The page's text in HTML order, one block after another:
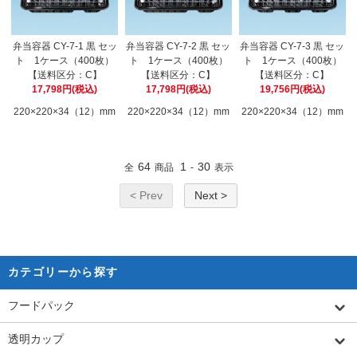
弁当容器 CY-7-1 黒 セッ
ト 1ケース（400枚）
【送料区分：C】
17,798円(税込)
220×220×34（12）mm
弁当容器 CY-7-2 黒 セッ
ト 1ケース（400枚）
【送料区分：C】
17,798円(税込)
220×220×34（12）mm
弁当容器 CY-7-3 黒 セッ
ト 1ケース（400枚）
【送料区分：C】
19,756円(税込)
220×220×34（12）mm
全 64 商品 1 - 30 表示
< Prev Next >
カテゴリーから探す
フードパック
透明カップ